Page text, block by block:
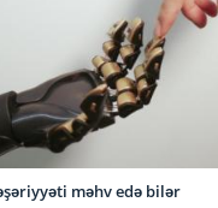
məhv edə bilər